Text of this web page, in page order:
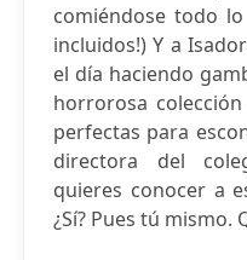
comiéndose todo
incluidos!) Y a
el día haciendo
horrorosa
perfectas para
directora del
quieres conocer a
¿Sí? Pues tú mismo.